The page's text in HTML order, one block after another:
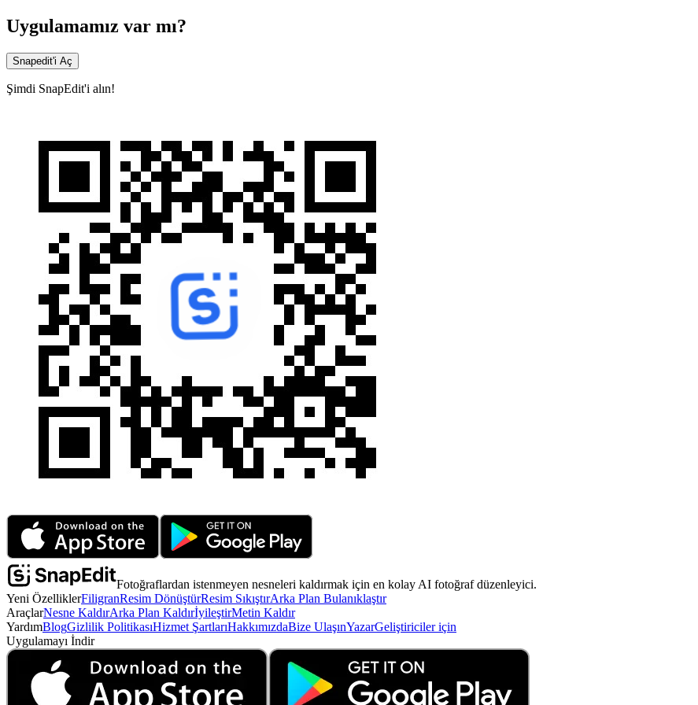
Uygulamamız var mı?
Snapedit'i Aç
Şimdi SnapEdit'i alın!
Fotoğraflardan istenmeyen nesneleri kaldırmak için en kolay AI fotoğraf düzenleyici.
Yeni ÖzelliklerFiligranResim DönüştürResim SıkıştırArka Plan Bulanıklaştır
AraçlarNesne KaldırArka Plan KaldırİyileştirMetin Kaldır
YardımBlogGizlilik PolitikasıHizmet ŞartlarıHakkımızdaBize UlaşınYazarGeliştiriciler için
Uygulamayı İndir